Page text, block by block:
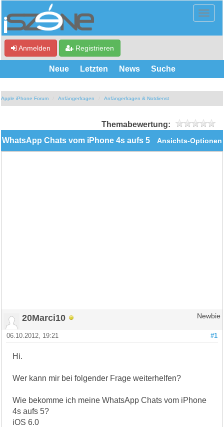
Anmelden Registrieren
Neue Letzten News Suche
Apple iPhone Forum Anfängerfragen Anfängerfragen & Notdienst
Themabewertung:
Ansichts-Optionen
WhatsApp Chats vom iPhone 4s aufs 5
20Marci10 Newbie
#1
06.10.2012, 19:21
Hi.
Wer kann mir bei folgender Frage weiterhelfen?
Wie bekomme ich meine WhatsApp Chats vom iPhone
4s aufs 5?
iOS 6.0